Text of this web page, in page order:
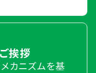
挨拶
カニズムを基